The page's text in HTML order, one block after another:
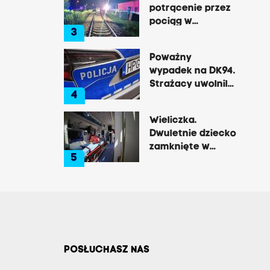
3
potrącenie przez
pociąg w
trasie do Krakowa
4
Poważny
wypadek na DK94.
Strażacy uwolnili
5
Wieliczka.
Dwuletnie dziecko
zamknięte w
POSŁUCHASZ NAS